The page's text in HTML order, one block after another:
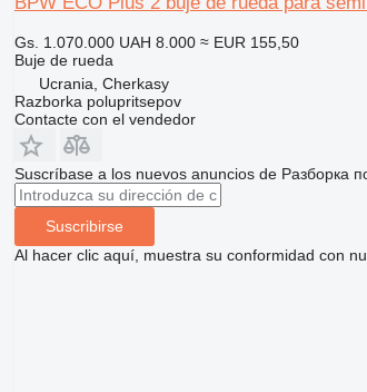
Gs. 1.070.000 UAH 8.000 ≈ EUR 155,50
Buje de rueda
Ucrania, Cherkasy
Razborka polupritsepov
Contacte con el vendedor
Suscríbase a los nuevos anuncios de Разборка
Suscribirse
Al hacer clic aquí, muestra su conformidad con